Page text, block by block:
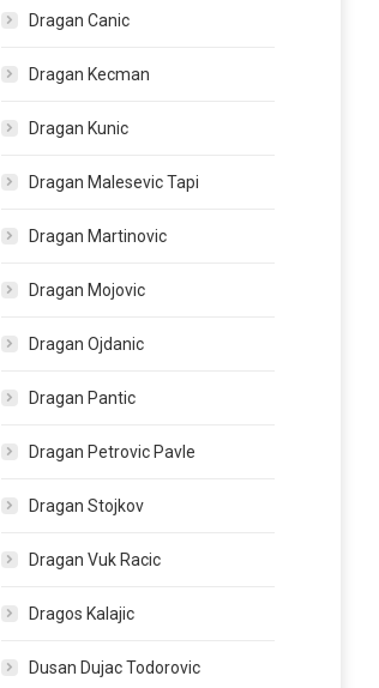
Dragan Canic
Dragan Kecman
Dragan Kunic
Dragan Malesevic Tapi
Dragan Martinovic
Dragan Mojovic
Dragan Ojdanic
Dragan Pantic
Dragan Petrovic Pavle
Dragan Stojkov
Dragan Vuk Racic
Dragos Kalajic
Dusan Dujac Todorovic